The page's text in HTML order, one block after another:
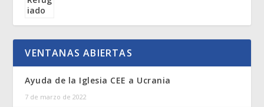
VENTANAS ABIERTAS
Ayuda de la Iglesia CEE a Ucrania
7 de marzo de 2022